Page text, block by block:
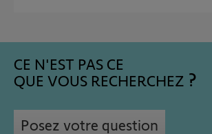
CE N'EST PAS CE
QUE VOUS RECHERCHEZ
Posez votre question